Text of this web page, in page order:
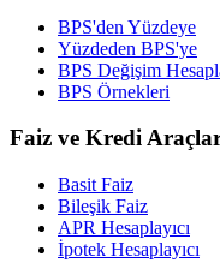
BPS'den Yüzdeye
Yüzdeden BPS'ye
BPS Değişim
BPS Örnekleri
Faiz ve Kredi
Basit Faiz
Bileşik Faiz
APR Hesaplayıcı
İpotek Hesaplayıcı